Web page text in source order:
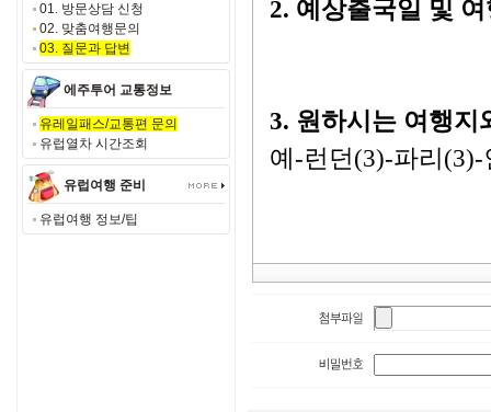
01. 방문상담 신청
02. 맞춤여행문의
03. 질문과 답변
에주투어 교통정보
유레일패스/교통편 문의
유럽열차 시간조회
유럽여행 준비
유럽여행 정보/팁